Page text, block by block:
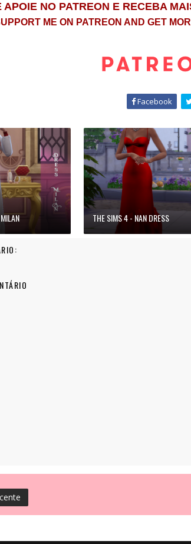
APOIE NO PATREON E RECEBA
ME ON PATREON AND GET
Facebook
THE SIMS 4 - NAN DRESS